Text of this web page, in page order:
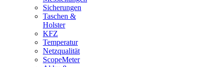
Sicherungen
Taschen &
Holster
KFZ
Temperatur
Netzqualität
ScopeMeter